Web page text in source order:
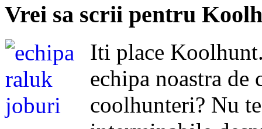
Vrei sa scrii pentru
Iti place
echipa noastra
coolhunteri? Nu